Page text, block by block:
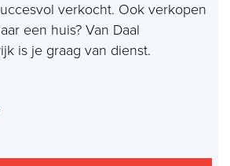
verkocht. Ook verkopen
een huis? Van Daal
is je graag van dienst.